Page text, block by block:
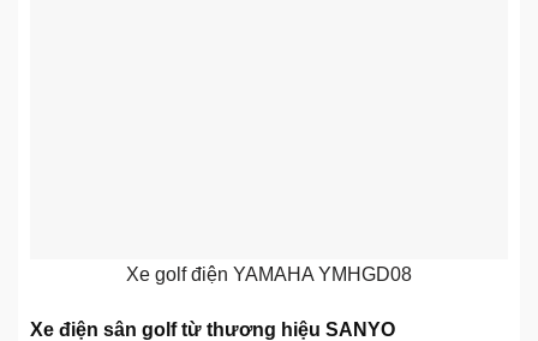
Xe golf điện YAMAHA YMHGD08
Xe điện sân golf từ thương hiệu SANYO